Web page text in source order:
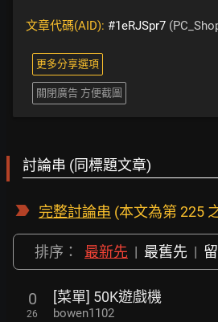
文章代碼(AID): #1eRJSpr7
更多分享選項
關閉廣告 方便截圖
討論串 (同標題文章)
完整討論串 (本文為第 225
排序： 最新先 | 最舊先 |
0
26
[菜單] 50K遊戲機
bowen1102